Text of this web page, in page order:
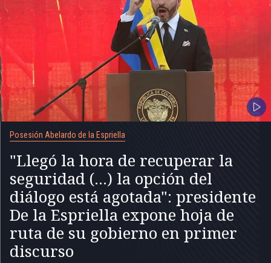
Posesión Abelardo de la Espriella
"Llegó la hora de recuperar la
seguridad (...) la opción del
diálogo está agotada": presidente
De la Espriella expone hoja de
ruta de su gobierno en primer
discurso